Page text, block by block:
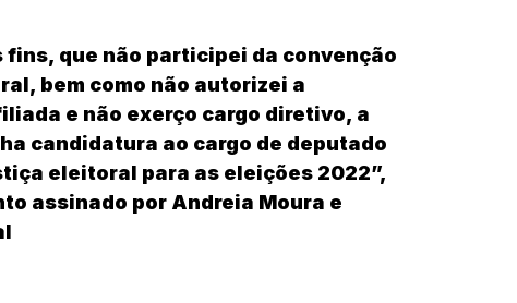
fins, que não participei da convenção
bem como não autorizei a
e não exerço cargo diretivo, a
candidatura ao cargo de deputado
eleitoral para as eleições 2022”,
assinado por Andreia Moura e